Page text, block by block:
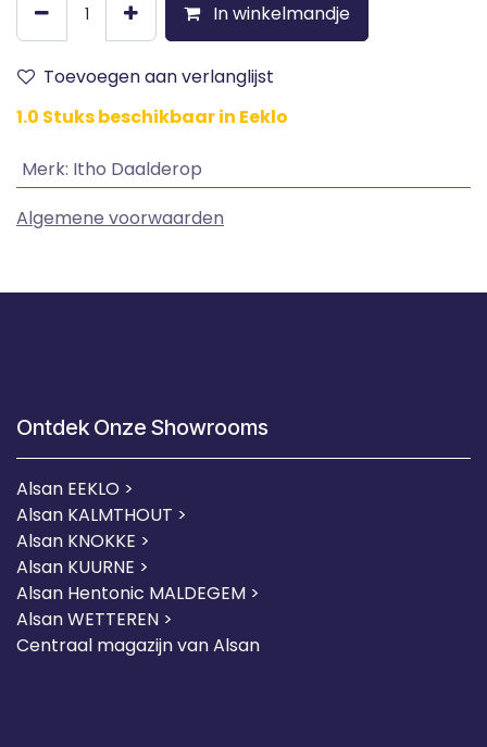
In winkelmandje
Toevoegen aan verlanglijst
1.0 Stuks beschikbaar in Eeklo
Merk: Itho Daalderop
Algemene voorwaarden
Ontdek Onze Showrooms
Alsan EEKLO >
Alsan KALMTHOUT >
Alsan KNOKKE >
Alsan KUURNE >
Alsan Hentonic MALDEGEM >
Alsan WETTEREN >
Centraal magazijn van Alsan